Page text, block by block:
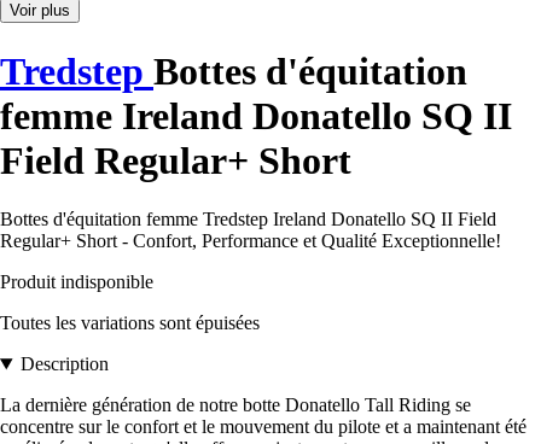
Voir plus
Tredstep Bottes d'équitation
femme Ireland Donatello SQ II
Field Regular+ Short
Bottes d'équitation femme Tredstep Ireland Donatello SQ II Field
Regular+ Short - Confort, Performance et Qualité Exceptionnelle!
Produit indisponible
Toutes les variations sont épuisées
Description
La dernière génération de notre botte Donatello Tall Riding se
concentre sur le confort et le mouvement du pilote et a maintenant été